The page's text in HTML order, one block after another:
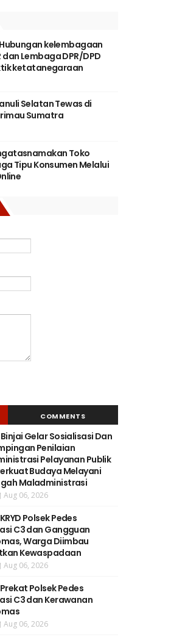
kelembagaan
Lembaga DPR/DPD
ketatanegaraan
Selatan Tewas di
Sumatra
Toko
Tipu Konsumen Melalui
COMMENTS
Gelar Sosialisasi Dan
Penilaian
Pelayanan Publik
Budaya Melayani
Maladministrasi
Aug 06, 2026
Polsek Pedes
C3 dan Gangguan
Warga Diimbau
Kewaspadaan
Aug 06, 2026
Polsek Pedes
C3 dan Kerawanan
Aug 06, 2026